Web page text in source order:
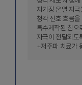
자기장 온열 자
청각 신호 흐름
특수제작된 침으
자극이 전달되도
+저주파 치료가